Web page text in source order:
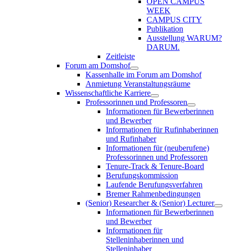
WEEK
CAMPUS CITY
Publikation
Ausstellung WARUM?
DARUM.
Zeitleiste
Forum am Domshof
Kassenhalle im Forum am Domshof
Anmietung Veranstaltungsräume
Wissenschaftliche Karriere
Professorinnen und Professoren
Informationen für Bewerberinnen
und Bewerber
Informationen für Rufinhaberinnen
und Rufinhaber
Informationen für (neuberufene)
Professorinnen und Professoren
Tenure-Track & Tenure-Board
Berufungskommission
Laufende Berufungsverfahren
Bremer Rahmenbedingungen
(Senior) Researcher & (Senior) Lecturer
Informationen für Bewerberinnen
und Bewerber
Informationen für
Stelleninhaberinnen und
Stelleninhaber